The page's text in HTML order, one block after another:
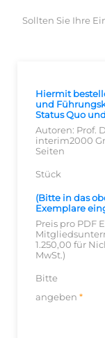
Sollten Sie Ihre
Hiermit
und
Status Quo
Autoren: Prof.
interim2000
Seiten
Stück
(Bitte in das
Exemplare
Preis pro PDF
1.250,00 für
MwSt.)
Bitte
angeben